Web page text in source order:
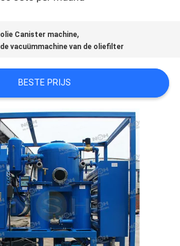
olie Canister machine,
de vacuümmachine van de oliefilter
BESTE PRIJS